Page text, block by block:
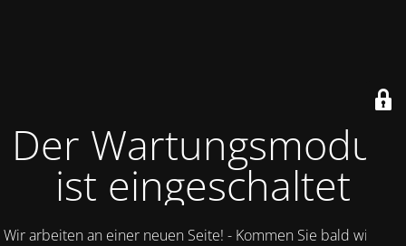
Der Wartungsmodus
ist eingeschaltet
Wir arbeiten an einer neuen Seite! - Kommen Sie bald wieder.